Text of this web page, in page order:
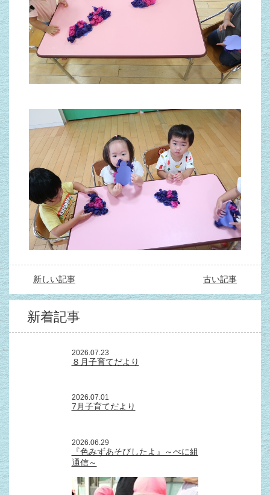
新しい記事 古い記事
新着記事
2026.07.23
８月子育てだより
2026.07.01
7月子育てだより
2026.06.29
『色みずあそびしたよ』～べに組
通信～